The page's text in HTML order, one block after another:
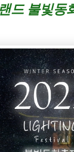
드 불빛동